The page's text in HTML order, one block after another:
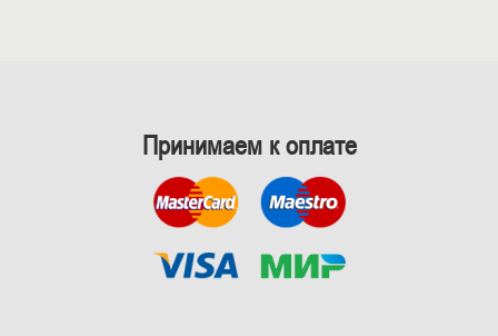
Принимаем к оплате